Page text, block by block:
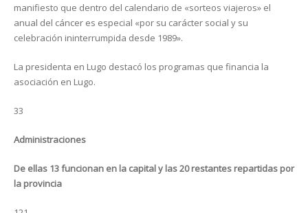
manifiesto que dentro del calendario de «sorteos viajeros» el
anual del cáncer es especial «por su carácter social y su
celebración ininterrumpida desde 1989».
La presidenta en Lugo destacó los programas que financia la
asociación en Lugo.
33
Administraciones
De ellas 13 funcionan en la capital y las 20 restantes repartidas por
la provincia